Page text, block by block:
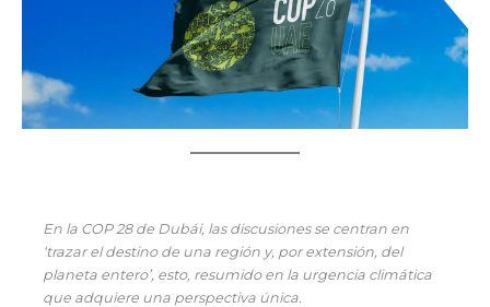
En la COP 28 de Dubái, las discusiones se centran en
‘trazar el destino de una región y, por extensión, del
planeta entero’, esto, resumido en la urgencia climática
que adquiere una perspectiva única.